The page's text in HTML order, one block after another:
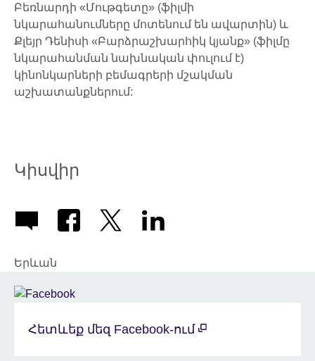
Բեռնարդի «Մութգետը» (ֆիլմի
նկարահանումները մոտենում են ավարտին) և
Քլեյր Դենիսի «Բարձրաշխարհիկ կյանք» (ֆիլմը
նկարահանման նախնական փուլում է)
կինոնկարների բեմագրերի մշակման
աշխատանքներում:
Կիսվիր
Երևան
Հետևեք մեզ Facebook-ում